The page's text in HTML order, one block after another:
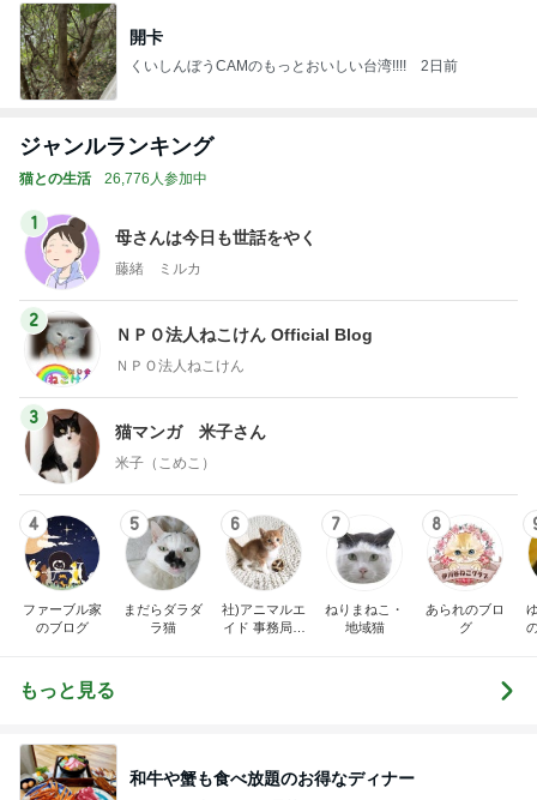
開卡
くいしんぼうCAMのもっとおいしい台湾!!!! 2日前
ジャンルランキング
猫との生活 26,776人参加中
1
母さんは今日も世話をやく
藤緒 ミルカ
2
ＮＰＯ法人ねこけん Official Blog
ＮＰＯ法人ねこけん
3
猫マンガ 米子さん
米子（こめこ）
4
ファーブル家
のブログ
5
まだらダラダ
ラ猫
6
社)アニマルエ
イド 事務局＆
7
ねりまねこ・
地域猫
8
あられのブロ
グ
もっと見る
和牛や蟹も食べ放題のお得なディナー